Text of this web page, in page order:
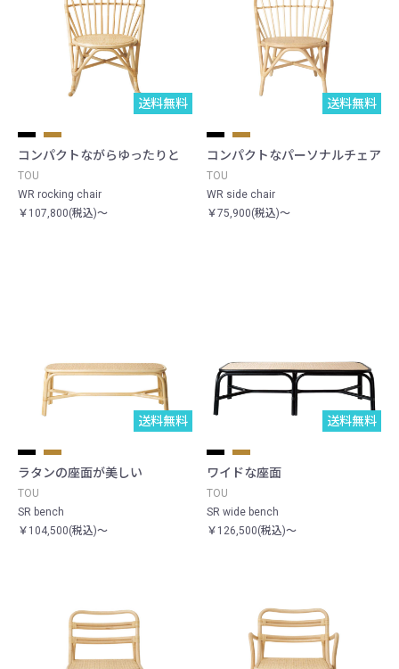
送料無料
コンパクトながらゆったりと
TOU
WR rocking chair
￥107,800(税込)～
送料無料
コンパクトなパーソナルチェア
TOU
WR side chair
￥75,900(税込)～
送料無料
ラタンの座面が美しい
TOU
SR bench
￥104,500(税込)～
送料無料
ワイドな座面
TOU
SR wide bench
￥126,500(税込)～